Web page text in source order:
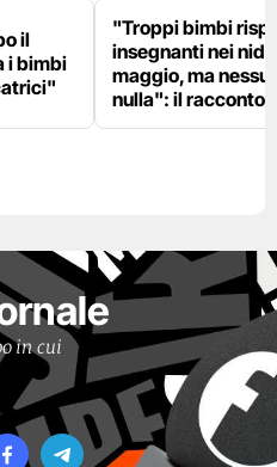
il
i bimbi
"Troppi bimbi
insegnanti nei
maggio, ma
nulla": il racconto
in cui